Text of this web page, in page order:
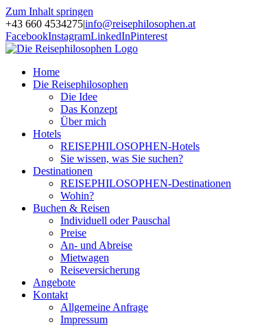
Zum Inhalt springen
+43 660 4534275|info@reisephilosophen.at
FacebookInstagramLinkedInPinterest
Home
Die Reisephilosophen
Die Idee
Das Konzept
Über mich
Hotels
REISEPHILOSOPHEN-Hotels
Sie wissen, was Sie suchen?
Destinationen
REISEPHILOSOPHEN-Destinationen
Wohin?
Buchen & Reisen
Individuell oder Pauschal
Preise
An- und Abreise
Mietwagen
Reiseversicherung
Angebote
Kontakt
Allgemeine Anfrage
Impressum